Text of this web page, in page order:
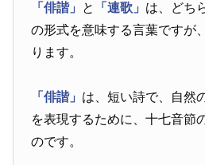
「俳諧」 と 「連歌」 は、どち
の形式を意味する言葉ですが
ります。
「俳諧」 は、短い詩で、自然
を表現するために、十七音節
のです。